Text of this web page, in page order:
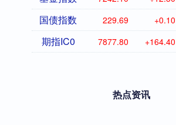
国债指数 229.69 +0.10
期指IC0 7877.80 +164.40
热点资讯